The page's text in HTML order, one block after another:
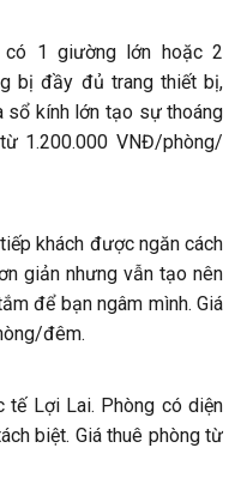
có 1 giường lớn hoặc 2
bị đầy đủ trang thiết bị,
sổ kính lớn tạo sự thoáng
1.200.000 VNĐ/phòng/
khách được ngăn cách
giản nhưng vẫn tạo nên
để bạn ngâm mình. Giá
đêm.
tế Lợi Lai. Phòng có diện
biệt. Giá thuê phòng từ